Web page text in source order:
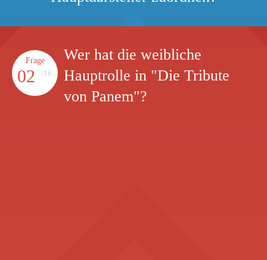
Frage
02 /16
Wer hat die weibliche
Hauptrolle in "Die Tribute
von Panem"?